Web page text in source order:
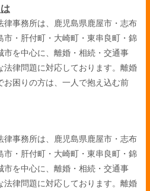
律事務所は、鹿児島県鹿屋市・志布
市・肝付町・大崎町・東串良町・錦
市を中心に、離婚・相続・交通事
法律問題に対応しております。離婚
お困りの方は、一人で抱え込む前
律事務所は、鹿児島県鹿屋市・志布
市・肝付町・大崎町・東串良町・錦
市を中心に、離婚・相続・交通事
法律問題に対応しております。離婚